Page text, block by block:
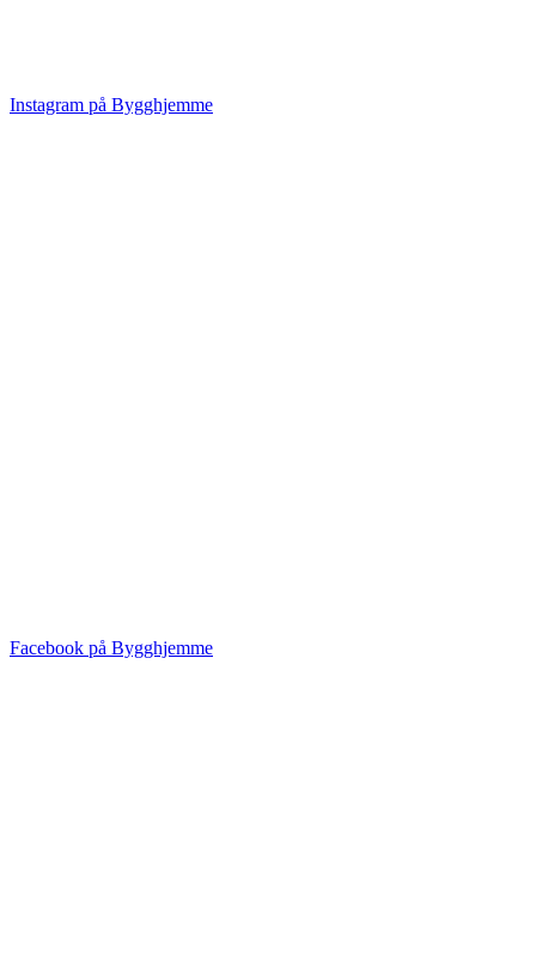
Instagram på Bygghjemme
Facebook på Bygghjemme